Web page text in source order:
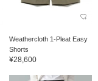
Weathercloth 1-Pleat Easy
Shorts
¥28,600